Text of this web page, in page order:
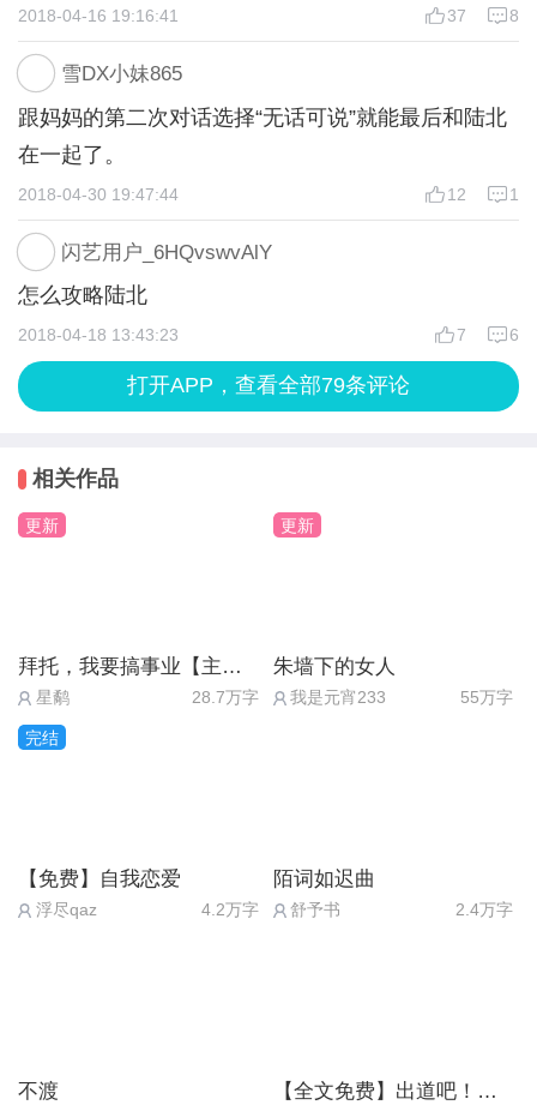
一起，但一切从小梁夏与未来的自己见面的那一刻便
改变了。她没有顾及未来的自己的感受，一心只想让
梁夏活成她想要的样子。虽然小梁夏与梁夏都是同一
个人，但是在时间这条纵轴上，她们都是独立分开的
两个个体，对自己的人生有着各自的想法和判断。
如果进行换位思考，我们不难理解为什么梁夏是那么
抗拒小梁夏改变过去。在小梁夏还没参与到未来里，
也许发生了许多事情使得梁夏改变了看法，顾哲北才
人生规划有着更加成熟的考虑，当小梁夏来到自己所
处的未来，并且要任性地按照自己的想法改变未来。
掉自己努力得到的未来。
4、开放性结局
5、主线结局-（陆北好感＜6就算开放性结局，陆北
好感=6转番外就是平行世界的结局）
番外：
1、主线番外-你好，未来的我
2、陆北BE番外-再见，再也不见
3、顾哲远番外-少年心事
4、戴仁杰番外-没有青梅的竹马
8
37
2018-04-16 19:16:41
雪DX小妹865
跟妈妈的第二次对话选择“无话可说”就能最后和陆北
在一起了。
1
12
2018-04-30 19:47:44
闪艺用户_6HQvswvAlY
怎么攻略陆北
6
7
2018-04-18 13:43:23
打开APP，查看全部79条评论
相关作品
更新
拜托，我要搞事业【主线免费】
星鹬 28.7万字
更新
朱墙下的女人
我是元宵233 55万字
完结
【免费】自我恋爱
浮尽qaz 4.2万字
陌词如迟曲
舒予书 2.4万字
不渡 【全文免费】出道吧！超级偶像2（送月卡）